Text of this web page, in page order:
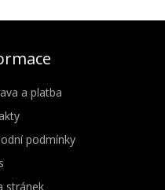
a platba
podmínky
stránek